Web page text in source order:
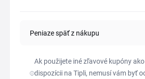
Peniaze späť z nákupu
Ak použijete iné zľavové kupóny
dispozícii na Tipli, nemusí vám byť